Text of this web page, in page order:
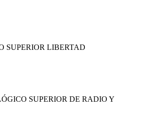
SUPERIOR LIBERTAD
SUPERIOR DE RADIO Y